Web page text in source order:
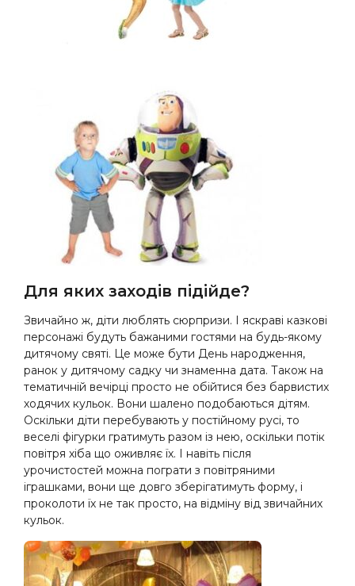
Для яких заходів підійде?
Звичайно ж, діти люблять сюрпризи. І яскраві казкові
персонажі будуть бажаними гостями на будь-якому
дитячому святі. Це може бути День народження,
ранок у дитячому садку чи знаменна дата. Також на
тематичній вечірці просто не обійтися без барвистих
ходячих кульок. Вони шалено подобаються дітям.
Оскільки діти перебувають у постійному русі, то
веселі фігурки гратимуть разом із нею, оскільки потік
повітря хіба що оживляє їх. І навіть після
урочистостей можна пограти з повітряними
іграшками, вони ще довго зберігатимуть форму, і
проколоти їх не так просто, на відміну від звичайних
кульок.